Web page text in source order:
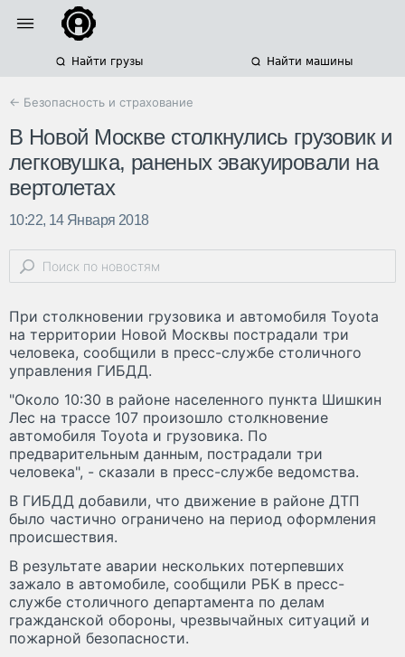
Найти грузы Найти машины
← Безопасность и страхование
В Новой Москве столкнулись грузовик и
легковушка, раненых эвакуировали на
вертолетах
10:22, 14 Января 2018
При столкновении грузовика и автомобиля Toyota
на территории Новой Москвы пострадали три
человека, сообщили в пресс-службе столичного
управления ГИБДД.
"Около 10:30 в районе населенного пункта Шишкин
Лес на трассе 107 произошло столкновение
автомобиля Toyota и грузовика. По
предварительным данным, пострадали три
человека", - сказали в пресс-службе ведомства.
В ГИБДД добавили, что движение в районе ДТП
было частично ограничено на период оформления
происшествия.
В результате аварии нескольких потерпевших
зажало в автомобиле, сообщили РБК в пресс-
службе столичного департамента по делам
гражданской обороны, чрезвычайных ситуаций и
пожарной безопасности.